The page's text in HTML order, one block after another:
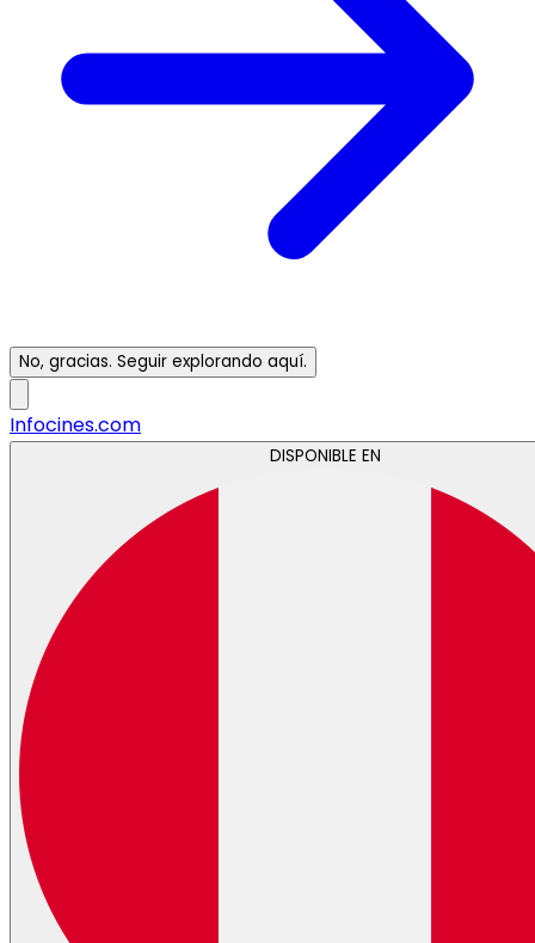
No, gracias. Seguir explorando aquí.
Infocines.com
DISPONIBLE EN